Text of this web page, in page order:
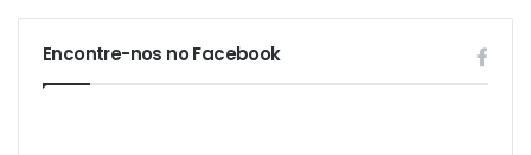
Encontre-nos no Facebook